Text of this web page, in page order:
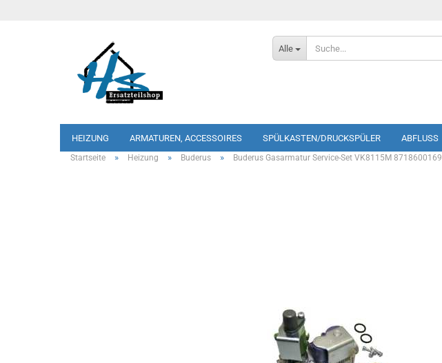
Alle
HEIZUNG ARMATUREN, ACCESSOIRES SPÜLKASTEN/DRUCKSPÜLER ABFLUSS
Startseite » Heizung » Buderus » Buderus Gasarmatur Service-Set VK8115M 8718600169